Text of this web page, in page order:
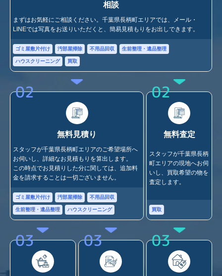
相談
まずはお気軽にご相談ください。千葉県長柄町エリアでは、メール・
LINEでは写真をお送りいただくと、簡易見積もりをお出しできます。
ゴミ屋敷片付け 汚部屋掃除 不用品回収 生前整理・遺品整理
ハウスクリーニング 買取
02
無料見積り
スタッフが千葉県長柄町エリアのご希望場所へ
お伺いし、詳細なお見積もりを算出します。
この時点でお見積りした分に関しては、追加料
金を請求することは一切ございません。
ゴミ屋敷片付け 汚部屋掃除 不用品回収
生前整理・遺品整理 ハウスクリーニング
02
無料査定
スタッフが千葉県長柄
町エリアの現地へお伺
いし、買取希望の物を
査定します。
買取
03 03 03